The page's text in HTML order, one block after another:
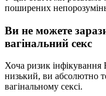
поширених
Ви не можете
вагінальний секс
Хоча ризик
низький, ви абсолютно
вагінальному сексі.